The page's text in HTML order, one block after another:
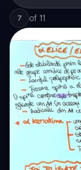
7 of 11